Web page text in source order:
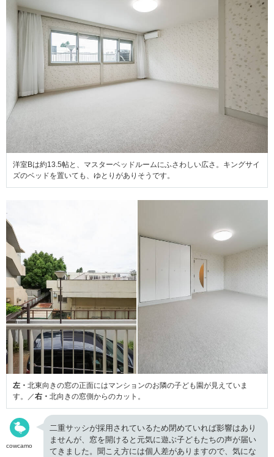
洋室Bは約13.5帖と、マスターベッドルームにふさわしい広さ。キングサイ
ズのベッドを置いても、ゆとりがありそうです。
左・ 北東向きの窓の正面にはマンションのお隣の子ども園が見えていま
す。／右・ 北向きの窓側からのカット。
cowcamo
二重サッシが採用されているため閉めていれば影響はあり
ませんが、窓を開けると元気に遊ぶ子どもたちの声が届い
てきました。聞こえ方には個人差がありますので、気にな